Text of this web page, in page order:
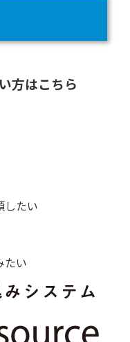
方はこちら
したい
たい